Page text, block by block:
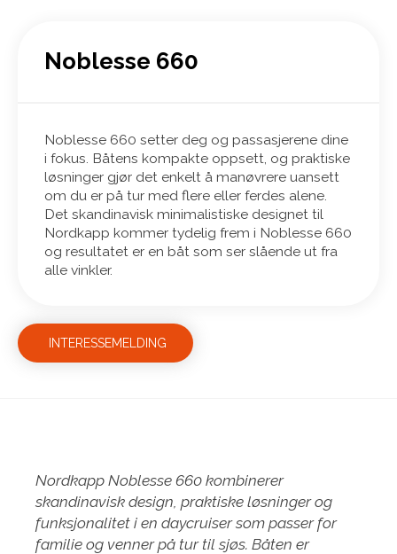
Noblesse 660
Noblesse 660 setter deg og passasjerene dine
i fokus. Båtens kompakte oppsett, og praktiske
løsninger gjør det enkelt å manøvrere uansett
om du er på tur med flere eller ferdes alene.
Det skandinavisk minimalistiske designet til
Nordkapp kommer tydelig frem i Noblesse 660
og resultatet er en båt som ser slående ut fra
alle vinkler.
INTERESSEMELDING
Nordkapp Noblesse 660 kombinerer
skandinavisk design, praktiske løsninger og
funksjonalitet i en daycruiser som passer for
familie og venner på tur til sjøs. Båten er